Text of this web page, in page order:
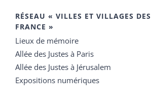
RÉSEAU « VILLES ET VILLAGES DES
FRANCE »
Lieux de mémoire
Allée des Justes à Paris
Allée des Justes à Jérusalem
Expositions numériques